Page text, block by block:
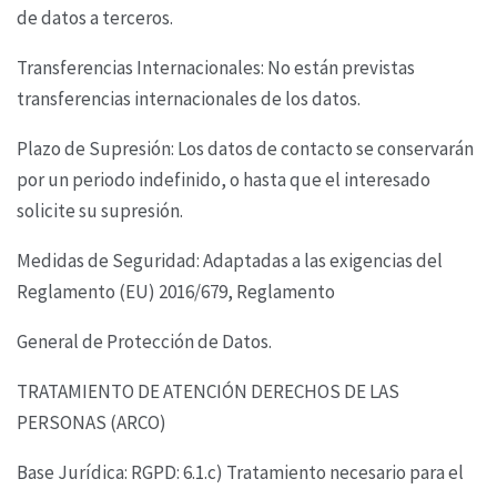
de datos a terceros.
Transferencias Internacionales: No están previstas
transferencias internacionales de los datos.
Plazo de Supresión: Los datos de contacto se conservarán
por un periodo indefinido, o hasta queel interesado
solicite su supresión.
Medidas de Seguridad: Adaptadas a las exigencias del
Reglamento (EU) 2016/679, Reglamento
General de Protección de Datos.
TRATAMIENTO DE ATENCIÓN DERECHOS DE LAS
PERSONAS (ARCO)
Base Jurídica: RGPD: 6.1.c) Tratamiento necesario para el